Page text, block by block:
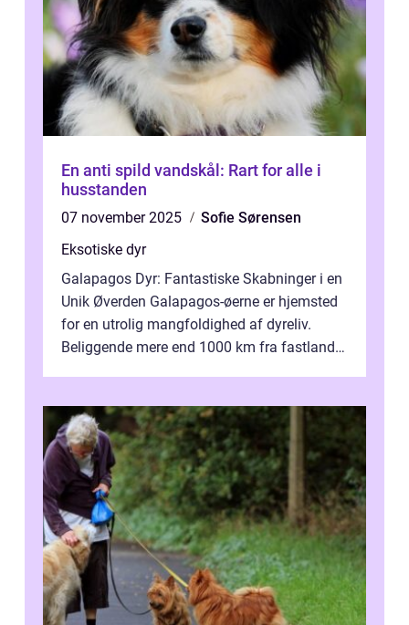
En anti spild vandskål: Rart for alle i
husstanden
07 november 2025
Sofie Sørensen
Eksotiske dyr
Galapagos Dyr: Fantastiske Skabninger i en
Unik Øverden Galapagos-øerne er hjemsted
for en utrolig mangfoldighed af dyreliv.
Beliggende mere end 1000 km fra fastlandet